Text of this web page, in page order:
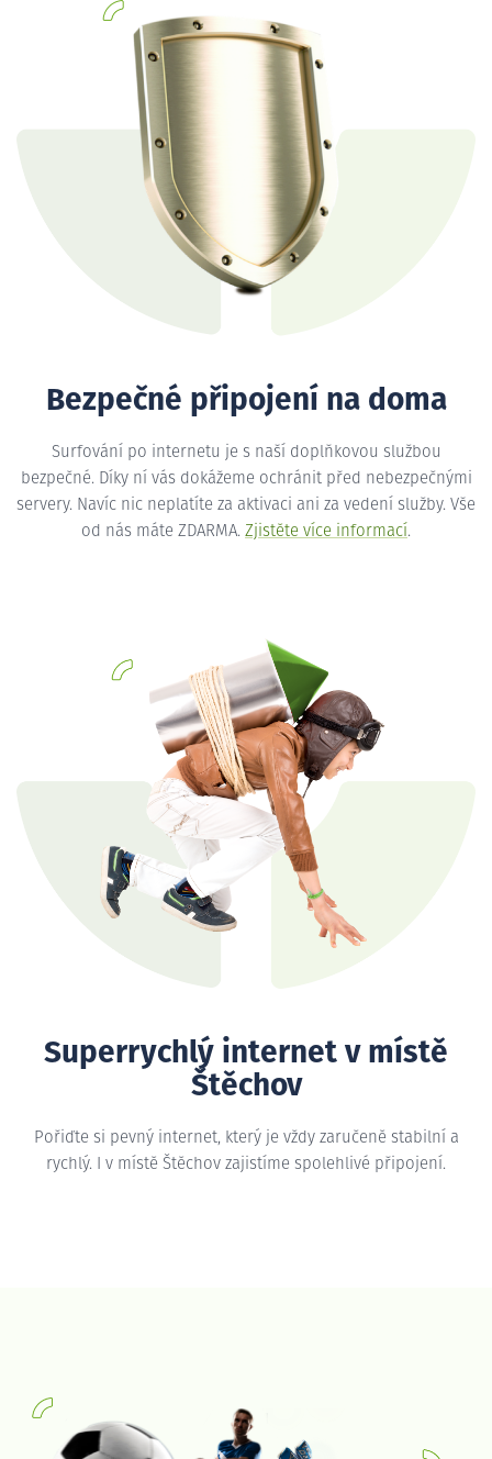
Bezpečné připojení na doma
Surfování po internetu je s naší doplňkovou službou
bezpečné. Díky ní vás dokážeme ochránit před nebezpečnými
servery. Navíc nic neplatíte za aktivaci ani za vedení služby. Vše
od nás máte ZDARMA. Zjistěte více informací.
Superrychlý internet v místě
Štěchov
Pořiďte si pevný internet, který je vždy zaručeně stabilní a
rychlý. I v místě Štěchov zajistíme spolehlivé připojení.